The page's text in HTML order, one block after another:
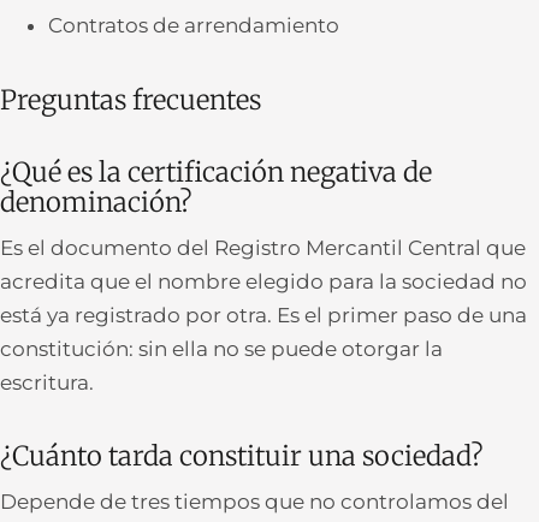
Contratos de arrendamiento
Preguntas frecuentes
¿Qué es la certificación negativa de
denominación?
Es el documento del Registro Mercantil Central que
acredita que el nombre elegido para la sociedad no
está ya registrado por otra. Es el primer paso de una
constitución: sin ella no se puede otorgar la
escritura.
¿Cuánto tarda constituir una sociedad?
Depende de tres tiempos que no controlamos del